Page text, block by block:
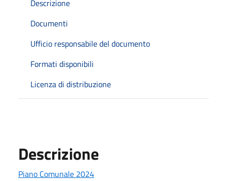
Descrizione
Documenti
Ufficio responsabile del documento
Formati disponibili
Licenza di distribuzione
Descrizione
Piano Comunale 2024